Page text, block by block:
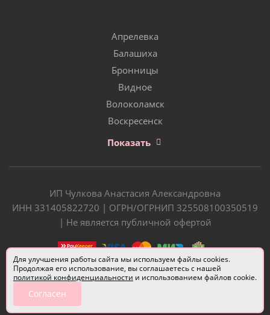
Апрелевка
Балашиха
Бронницы
Видное
Волоколамск
Воскресенск
Показать
ИП Чулкова Анастасия Александровна
ИНН 331405822720 | ОГРН/ОГРНИП 325508100350519
| Не является публичной офертой
Разработчик сайта —
Для улучшения работы сайта мы используем файлы cookies.
Продолжая его использование, вы соглашаетесь с нашей
политикой конфиденциальности и использованием файлов cookie.
Согласен